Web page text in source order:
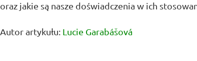
oraz jakie są nasze doświadczenia w ich
Autor artykułu: Lucie Garabášová